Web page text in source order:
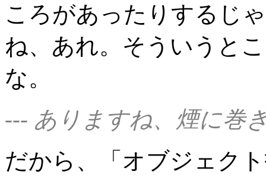
ころがあったりするじ
ね、あれ。そういうと
な。
--- ありますね、煙に巻
だから、「オブジェク